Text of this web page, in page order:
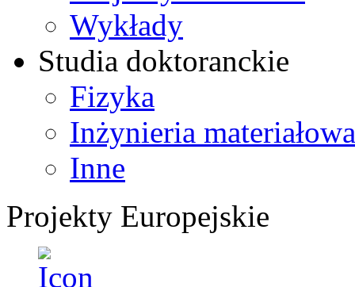
Wykłady
Studia doktoranckie
Fizyka
Inżynieria materiałowa
Inne
Projekty Europejskie